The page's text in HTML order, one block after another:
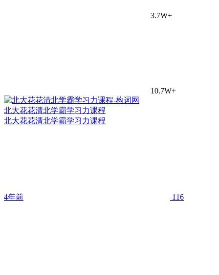
3.7W+
10.7W+
北大花花清北学霸学习力课程
北大花花清北学霸学习力课程
4年前 116